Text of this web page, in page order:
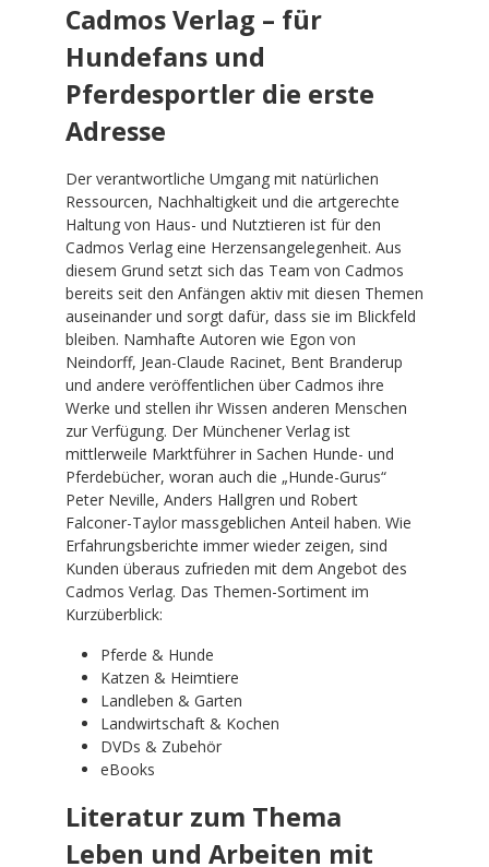
Cadmos Verlag – für
Hundefans und
Pferdesportler die erste
Adresse
Der verantwortliche Umgang mit natürlichen
Ressourcen, Nachhaltigkeit und die artgerechte
Haltung von Haus- und Nutztieren ist für den
Cadmos Verlag eine Herzensangelegenheit. Aus
diesem Grund setzt sich das Team von Cadmos
bereits seit den Anfängen aktiv mit diesen Themen
auseinander und sorgt dafür, dass sie im Blickfeld
bleiben. Namhafte Autoren wie Egon von
Neindorff, Jean-Claude Racinet, Bent Branderup
und andere veröffentlichen über Cadmos ihre
Werke und stellen ihr Wissen anderen Menschen
zur Verfügung. Der Münchener Verlag ist
mittlerweile Marktführer in Sachen Hunde- und
Pferdebücher, woran auch die „Hunde-Gurus“
Peter Neville, Anders Hallgren und Robert
Falconer-Taylor massgeblichen Anteil haben. Wie
Erfahrungsberichte immer wieder zeigen, sind
Kunden überaus zufrieden mit dem Angebot des
Cadmos Verlag. Das Themen-Sortiment im
Kurzüberblick:
Pferde & Hunde
Katzen & Heimtiere
Landleben & Garten
Landwirtschaft & Kochen
DVDs & Zubehör
eBooks
Literatur zum Thema
Leben und Arbeiten mit